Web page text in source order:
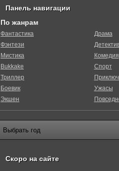
Панель навигации
По жанрам
Фантастика
Фэнтези
Мистика
Bukkake
Триллер
Боевик
Экшен
Драма
Комедия
Спорт
Ужасы
Скоро на сайте